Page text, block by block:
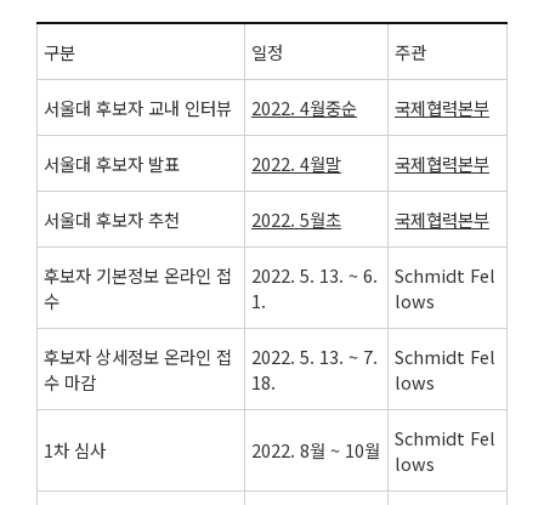
구분 일정 주관
서울대 후보자 교내 인터뷰 2022. 4월중순 국제협력본부
서울대 후보자 발표 2022. 4월말 국제협력본부
서울대 후보자 추천 2022. 5월초 국제협력본부
후보자 기본정보 온라인 접
수
2022. 5. 13. ~ 6.
1.
Schmidt Fel
lows
후보자 상세정보 온라인 접
수 마감
2022. 5. 13. ~ 7.
18.
Schmidt Fel
lows
1차 심사 2022. 8월 ~ 10월
Schmidt Fel
lows